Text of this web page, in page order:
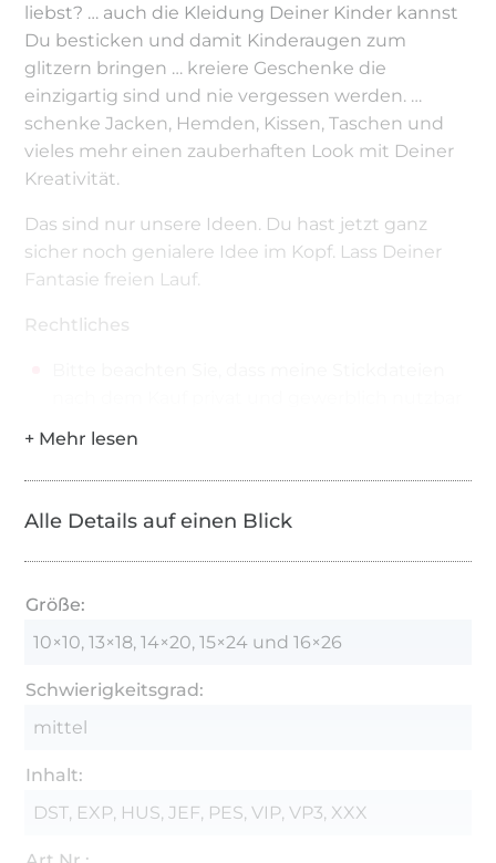
liebst? … auch die Kleidung Deiner Kinder kannst
Du besticken und damit Kinderaugen zum
glitzern bringen … kreiere Geschenke die
einzigartig sind und nie vergessen werden. …
schenke Jacken, Hemden, Kissen, Taschen und
vieles mehr einen zauberhaften Look mit Deiner
Kreativität.
Das sind nur unsere Ideen. Du hast jetzt ganz
sicher noch genialere Idee im Kopf. Lass Deiner
Fantasie freien Lauf.
Rechtliches
Alle Details auf einen Blick
Größe:
10×10, 13×18, 14×20, 15×24 und 16×26
Schwierigkeitsgrad:
mittel
Inhalt:
DST, EXP, HUS, JEF, PES, VIP, VP3, XXX